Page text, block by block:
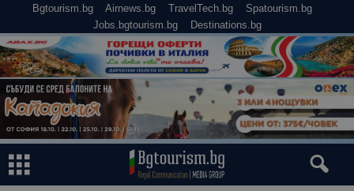
Bgtourism.bg Airnews.bg TravelTech.bg
Spatourism.bg
Jobs.bgtourism.bg
Destinations.bg